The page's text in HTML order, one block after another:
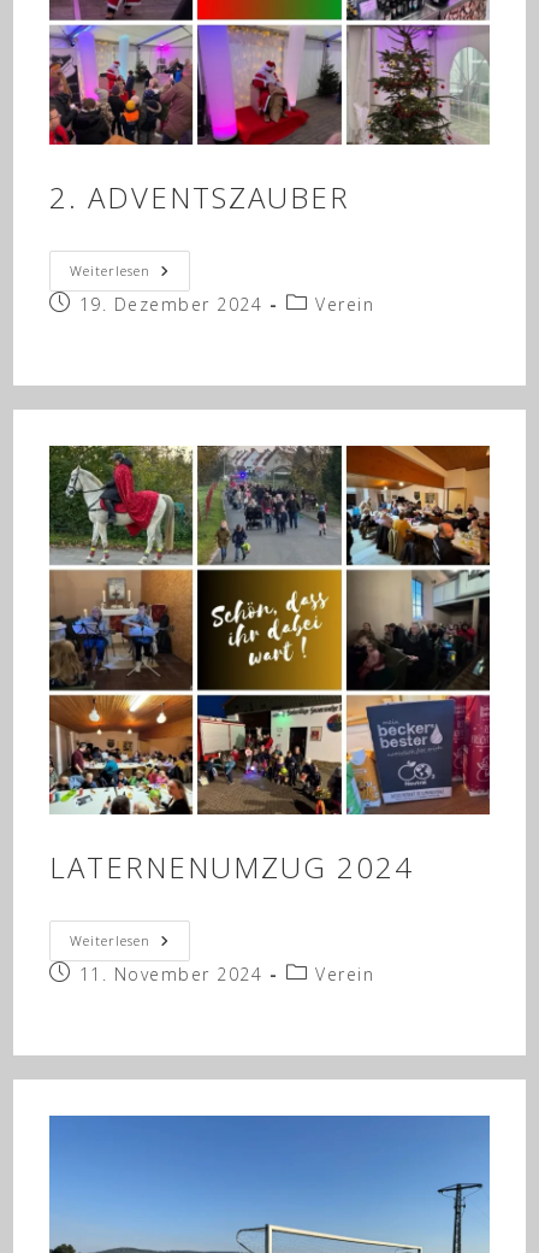
2. ADVENTSZAUBER
Weiterlesen 2.
Adventszauber
Beitrag
19. Dezember 2024
Beitrags-
Verein
LATERNENUMZUG 2024
Weiterlesen Laternenumzug
2024
Beitrag
11. November 2024
Beitrags-
Verein